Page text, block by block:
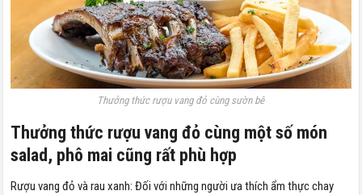
Thưởng thức rượu vang đỏ cùng sườn bê
Thưởng thức rượu vang đỏ cùng một số món
salad, phô mai cũng rất phù hợp
Rượu vang đỏ và rau xanh: Đối với những người ưa thích ẩm thực chay